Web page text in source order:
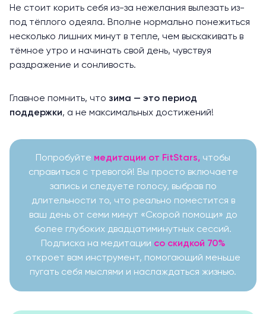
Не стоит корить себя из-за нежелания вылезать из-
под тёплого одеяла. Вполне нормально понежиться
несколько лишних минут в тепле, чем выскакивать в
тёмное утро и начинать свой день, чувствуя
раздражение и сонливость.
Главное помнить, что зима — это период
поддержки, а не максимальных достижений!
Попробуйте медитации от FitStars, чтобы
справиться с тревогой! Вы просто включаете
запись и следуете голосу, выбрав по
длительности то, что реально поместится в
ваш день от семи минут «Скорой помощи» до
более глубоких двадцатиминутных сессий.
Подписка на медитации со скидкой 70%
откроет вам инструмент, помогающий меньше
пугать себя мыслями и наслаждаться жизнью.